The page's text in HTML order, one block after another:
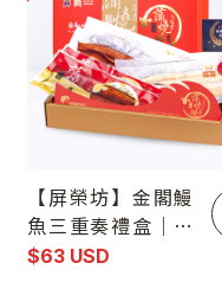
【屏榮坊】金閣鰻
魚三重奏禮盒｜20
25水產精品獎｜蒲
$63 USD